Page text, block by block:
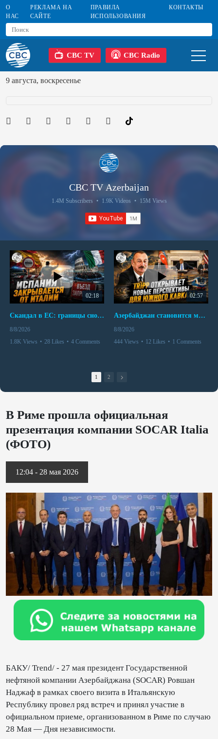
О
НАС
РЕКЛАМА НА
САЙТЕ
ПРАВИЛА
ИСПОЛЬЗОВАНИЯ
КОНТАКТЫ
CBC TV CBC Radio
9 августа, воскресенье
CBC TV Azerbaijan
1.4M Subscribers • 1.9K Videos • 15M Views
02:18
Скандал в ЕС: границы снова под контролем
8/8/2026
1.8K Views • 28 Likes • 4 Comments
02:57
Азербайджан становится мостом между Востоком и Западом
8/8/2026
444 Views • 12 Likes • 1 Comments
1 2
В Риме прошла официальная
презентация компании SOCAR Italia
(ФОТО)
12:04 - 28 мая 2026
БАКУ/ Trend/ - 27 мая президент Государственной
нефтяной компании Азербайджана (SOCAR) Ровшан
Наджаф в рамках своего визита в Итальянскую
Республику провел ряд встреч и принял участие в
официальном приеме, организованном в Риме по случаю
28 Мая — Дня независимости.